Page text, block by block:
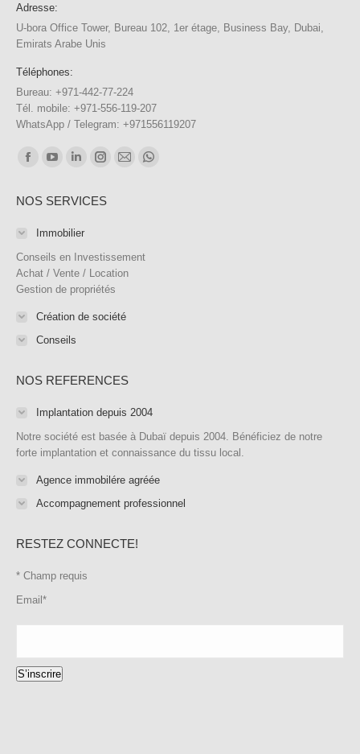
Adresse:
U-bora Office Tower, Bureau 102, 1er étage, Business Bay, Dubai,
Emirats Arabe Unis
Téléphones:
Bureau: +971-442-77-224
Tél. mobile: +971-556-119-207
WhatsApp / Telegram: +971556119207
Trouvez nous sur :
Facebook
opens
window
opens
in
window
LinkedIn
opens
in
window
Instagram
opens
window
E-
new
WhatsApp
NOS SERVICES
Immobilier
Conseils en Investissement
Achat / Vente / Location
Gestion de propriétés
Création de société
Conseils
NOS REFERENCES
Implantation depuis 2004
Notre société est basée à Dubaï depuis 2004. Bénéficiez de notre
forte implantation et connaissance du tissu local.
Agence immobilére agréée
Accompagnement professionnel
RESTEZ CONNECTE!
* Champ requis
Email*
S’inscrire